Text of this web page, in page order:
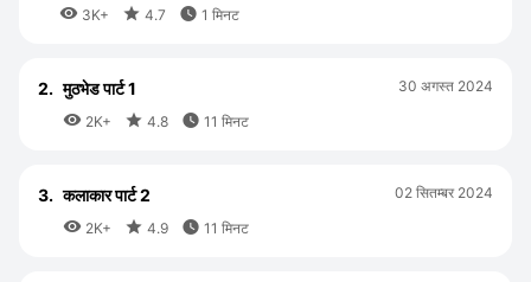
 3K+  4.7  1 मिनट
2. मुठभेड पार्ट 1
 2K+  4.8  11 मिनट
30 अगस्त 2024
3. कलाकार पार्ट 2
 2K+  4.9  11 मिनट
02 सितम्बर 2024